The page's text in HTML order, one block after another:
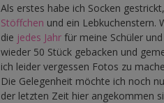
Als erstes habe ich Socken
Stöffchen und ein Lebkuchenstern.
die jedes Jahr für meine Schüler
wieder 50 Stück gebacken und
ich leider vergessen Fotos zu
Die Gelegenheit möchte ich noch
der letzten Zeit hier angekommen